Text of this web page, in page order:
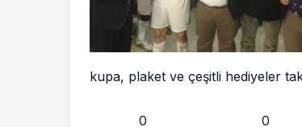
kupa, plaket ve çeşitli hediyeler
0 0